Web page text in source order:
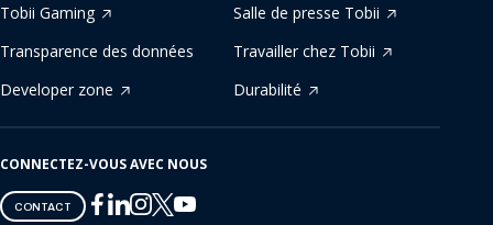
Tobii Gaming
Salle de presse Tobii
Transparence des données
Travailler chez Tobii
Developer zone
Durabilité
CONNECTEZ-VOUS AVEC NOUS
CONTACT
Tobii
Tobii
Tobii
Tobii
Tobii